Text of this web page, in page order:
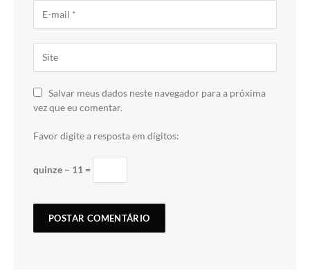
Salvar meus dados neste navegador para a próxima
vez que eu comentar.
Favor digite a resposta em dígitos:
quinze − 11 =